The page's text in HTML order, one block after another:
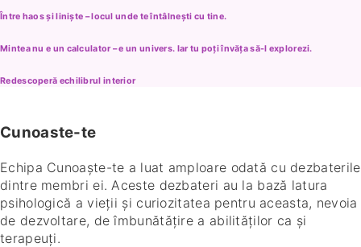
Între haos și liniște – locul unde te întâlnești cu tine.
Mintea nu e un calculator – e un univers. Iar tu poți învăța să-l explorezi.
Redescoperă echilibrul interior
Cunoaste-te
Echipa Cunoaște-te a luat amploare odată cu dezbaterile
dintre membri ei. Aceste dezbateri au la bază latura
psihologică a vieții și curiozitatea pentru aceasta, nevoia
de dezvoltare, de îmbunătățire a abilităților ca și
terapeuți.